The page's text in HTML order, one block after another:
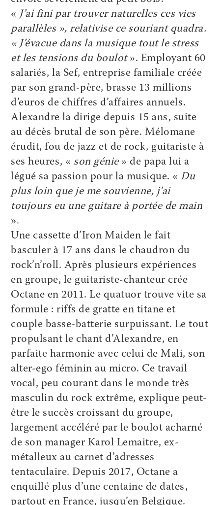
« J’ai fini par trouver naturelles ces vies
parallèles », relativise ce souriant quadra.
« J’évacue dans la musique tout le stress
et les tensions du boulot». Employant 60
salariés, la Sef, entreprise familiale créée
par son grand-père, brasse 13 millions
d’euros de chiffres d’affaires annuels.
Alexandre la dirige depuis 15 ans, suite
au décès brutal de son père. Mélomane
érudit, fou de jazz et de rock, guitariste à
ses heures, « son génie» de papa lui a
légué sa passion pour la musique. « Du
plus loin que je me souvienne, j’ai
toujours eu une guitare à portée de main
».
Une cassette d’Iron Maiden le fait
basculer à 17 ans dans le chaudron du
rock’n’roll. Après plusieurs expériences
en groupe, le guitariste-chanteur crée
Octane en 2011. Le quatuor trouve vite sa
formule : riffs de gratte en titane et
couple basse-batterie surpuissant. Le tout
propulsant le chant d’Alexandre, en
parfaite harmonie avec celui de Mali, son
alter-ego féminin au micro. Ce travail
vocal, peu courant dans le monde très
masculin du rock extrême, explique peut-
être le succès croissant du groupe,
largement accéléré par le boulot acharné
de son manager Karol Lemaitre, ex-
métalleux au carnet d’adresses
tentaculaire. Depuis 2017, Octane a
enquillé plus d’une centaine de dates,
partout en France, jusqu’en Belgique.